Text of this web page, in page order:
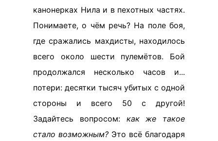
канонерках Нила и в пехотных частях.
Понимаете, о чём речь? На поле боя,
где сражались махдисты, находилось
всего около шести пулемётов. Бой
продолжался несколько часов и...
потери: десятки тысяч убитых с одной
стороны и всего 50 с другой!
Задайтесь вопросом: как же такое
стало возможным? Это всё благодаря